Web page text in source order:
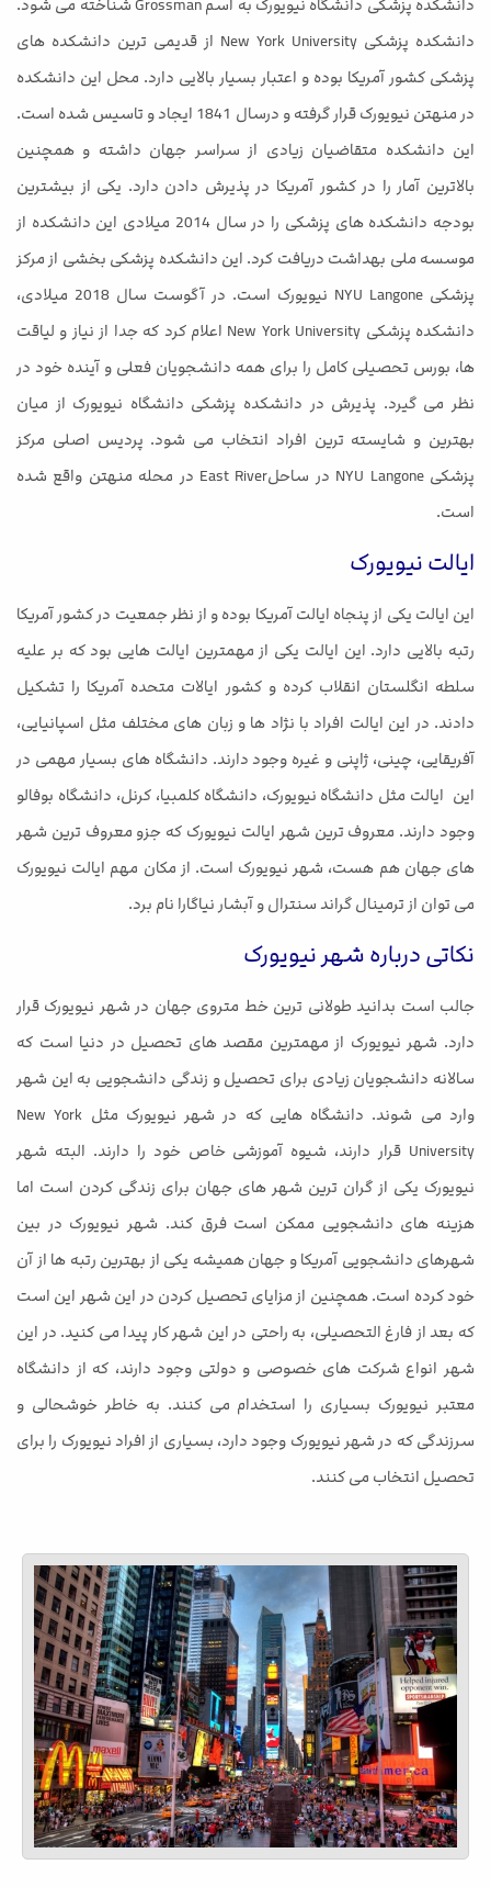
دانشکده پزشکی دانشگاه نیویورک به اسم Grossman شناخته می شود.
دانشکده پزشکی New York University از قدیمی ترین دانشکده های
پزشکی کشور آمریکا بوده و اعتبار بسیار بالایی دارد. محل این دانشکده
در منهتن نیویورک قرار گرفته و درسال 1841 ایجاد و تاسیس شده است.
این دانشکده متقاضیان زیادی از سراسر جهان داشته و همچنین
بالاترین آمار را در کشور آمریکا در پذیرش دادن دارد. یکی از بیشترین
بودجه دانشکده های پزشکی را در سال 2014 میلادی این دانشکده از
موسسه ملی بهداشت دریافت کرد. این دانشکده پزشکی بخشی از مرکز
پزشکی NYU Langone نیویورک است. در آگوست سال 2018 میلادی،
دانشکده پزشکی New York University اعلام کرد که جدا از نیاز و لیاقت
ها، بورس تحصیلی کامل را برای همه دانشجویان فعلی و آینده خود در
نظر می گیرد. پذیرش در دانشکده پزشکی دانشگاه نیویورک از میان
بهترین و شایسته ترین افراد انتخاب می شود. پردیس اصلی مرکز
پزشکی NYU Langone در ساحلEast River در محله منهتن واقع شده
است.
ایالت نیویورک
این ایالت یکی از پنجاه ایالت آمریکا بوده و از نظر جمعیت در کشور آمریکا
رتبه بالایی دارد. این ایالت یکی از مهمترین ایالت هایی بود که بر علیه
سلطه انگلستان انقلاب کرده و کشور ایالات متحده آمریکا را تشکیل
دادند. در این ایالت افراد با نژاد ها و زبان های مختلف مثل اسپانیایی،
آفریقایی، چینی، ژاپنی و غیره وجود دارند. دانشگاه های بسیار مهمی در
این ایالت مثل دانشگاه نیویورک، دانشگاه کلمبیا، کرنل، دانشگاه بوفالو
وجود دارند. معروف ترین شهر ایالت نیویورک که جزو معروف ترین شهر
های جهان هم هست، شهر نیویورک است. از مکان مهم ایالت نیویورک
می توان از ترمینال گراند سنترال و آبشار نیاگارا نام برد.
نکاتی درباره شهر نیویورک
جالب است بدانید طولانی ترین خط متروی جهان در شهر نیویورک قرار
دارد. شهر نیویورک از مهمترین مقصد های تحصیل در دنیا است که
سالانه دانشجویان زیادی برای تحصیل و زندگی دانشجویی به این شهر
وارد می شوند. دانشگاه هایی که در شهر نیویورک مثل New York
University قرار دارند، شیوه آموزشی خاص خود را دارند. البته شهر
نیویورک یکی از گران ترین شهر های جهان برای زندگی کردن است اما
هزینه های دانشجویی ممکن است فرق کند. شهر نیویورک در بین
شهرهای دانشجویی آمریکا و جهان همیشه یکی از بهترین رتبه ها از آن
خود کرده است. همچنین از مزایای تحصیل کردن در این شهر این است
که بعد از فارغ التحصیلی، به راحتی در این شهر کار پیدا می کنید. در این
شهر انواع شرکت های خصوصی و دولتی وجود دارند، که از دانشگاه
معتبر نیویورک بسیاری را استخدام می کنند. به خاطر خوشحالی و
سرزندگی که در شهر نیویورک وجود دارد، بسیاری از افراد نیویورک را برای
تحصیل انتخاب می کنند.